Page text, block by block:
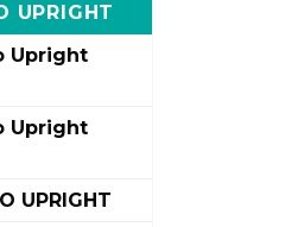
UPRIGHT
Upright
Upright
UPRIGHT